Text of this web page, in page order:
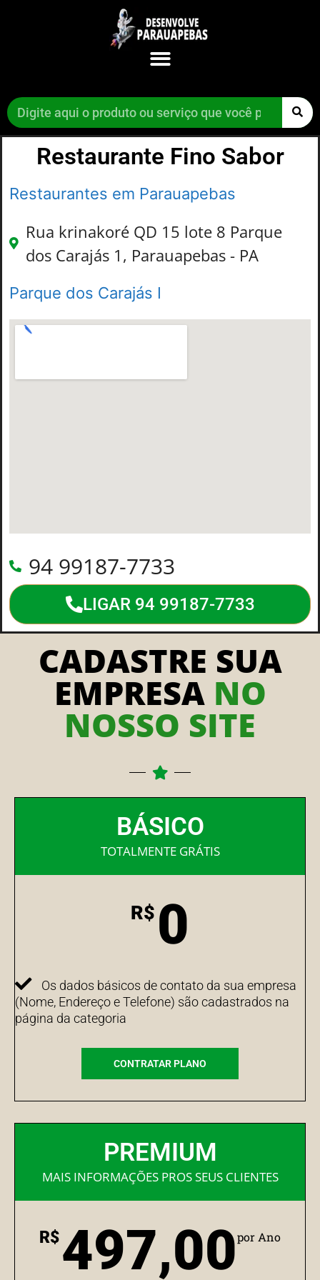
Restaurante Fino Sabor
Restaurantes em Parauapebas
Rua krinakoré QD 15 lote 8 Parque
dos Carajás 1, Parauapebas - PA
Parque dos Carajás I
94 99187-7733
LIGAR 94 99187-7733
CADASTRE SUA
EMPRESA NO
NOSSO SITE
BÁSICO
TOTALMENTE GRÁTIS
R$ 0
Os dados básicos de contato da sua empresa
(Nome, Endereço e Telefone) são cadastrados na
página da categoria
CONTRATAR PLANO
PREMIUM
MAIS INFORMAÇÕES PROS SEUS CLIENTES
R$497,00por Ano